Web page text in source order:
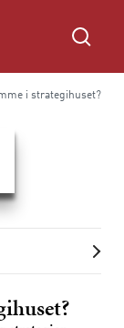
i strategihuset?